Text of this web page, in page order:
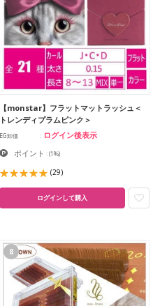
【monstar】フラットマットラッシュ＜
トレンディプラムピンク＞
EG卸価 ログイン後表示
ポイント :(1%)
(29)
ログインして購入
8